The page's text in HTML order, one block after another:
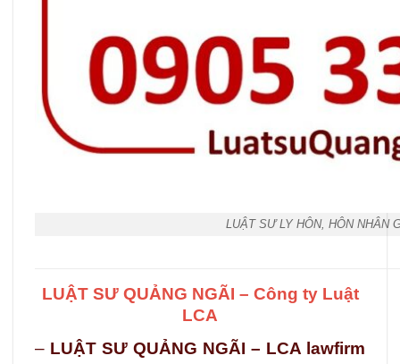
LUẬT SƯ LY HÔN, HÔN NHÂN
LUẬT SƯ QUẢNG NGÃI – Công ty Luật
LCA
– LUẬT SƯ QUẢNG NGÃI – LCA lawfirm